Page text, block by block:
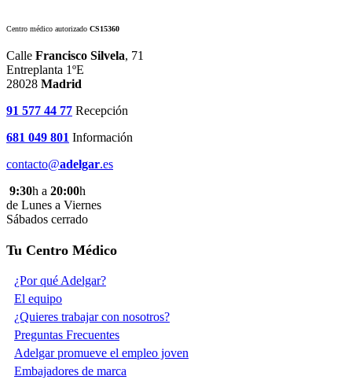
Centro médico autorizado CS15360
Calle Francisco Silvela, 71
Entreplanta 1ºE
28028 Madrid
91 577 44 77 Recepción
681 049 801 Información
contacto@adelgar.es
9:30h a 20:00h
de Lunes a Viernes
Sábados cerrado
Tu Centro Médico
¿Por qué Adelgar?
El equipo
¿Quieres trabajar con nosotros?
Preguntas Frecuentes
Adelgar promueve el empleo joven
Embajadores de marca